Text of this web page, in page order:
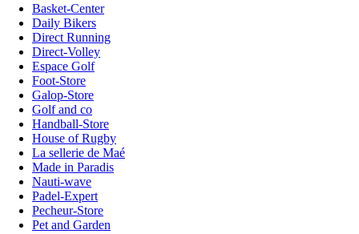
Basket-Center
Daily Bikers
Direct Running
Direct-Volley
Espace Golf
Foot-Store
Galop-Store
Golf and co
Handball-Store
House of Rugby
La sellerie de Maé
Made in Paradis
Nauti-wave
Padel-Expert
Pecheur-Store
Pet and Garden